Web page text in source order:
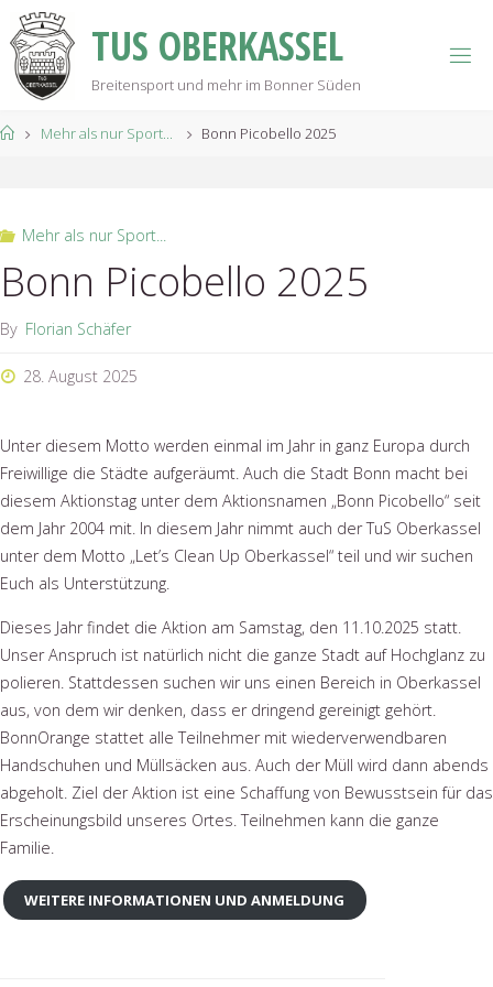
Skip
to
content
TUS OBERKASSEL
Breitensport und mehr im Bonner Süden
HomeMehr als nur Sport... Bonn Picobello 2025
Mehr als nur Sport...
Bonn Picobello 2025
By Florian Schäfer
28. August 2025
Unter diesem Motto werden einmal im Jahr in ganz Europa durch
Freiwillige die Städte aufgeräumt. Auch die Stadt Bonn macht bei
diesem Aktionstag unter dem Aktionsnamen „Bonn Picobello“ seit
dem Jahr 2004 mit. In diesem Jahr nimmt auch der TuS Oberkassel
unter dem Motto „Let’s Clean Up Oberkassel“ teil und wir suchen
Euch als Unterstützung.
Dieses Jahr findet die Aktion am Samstag, den 11.10.2025 statt.
Unser Anspruch ist natürlich nicht die ganze Stadt auf Hochglanz zu
polieren. Stattdessen suchen wir uns einen Bereich in Oberkassel
aus, von dem wir denken, dass er dringend gereinigt gehört.
BonnOrange stattet alle Teilnehmer mit wiederverwendbaren
Handschuhen und Müllsäcken aus. Auch der Müll wird dann abends
abgeholt. Ziel der Aktion ist eine Schaffung von Bewusstsein für das
Erscheinungsbild unseres Ortes. Teilnehmen kann die ganze
Familie.
WEITERE INFORMATIONEN UND ANMELDUNG